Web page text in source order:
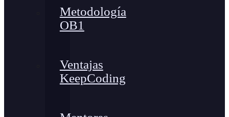
Metodología
OB1
Ventajas
KeepCoding